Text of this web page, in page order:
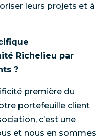
leurs projets et à
Richelieu par
?
première du
portefeuille client
c’est une
et nous en sommes